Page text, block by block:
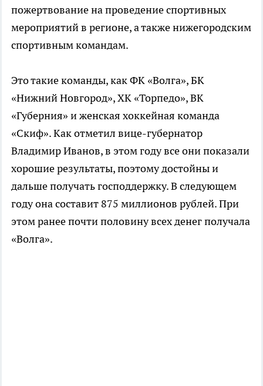
пожертвование на проведение спортивных
мероприятий в регионе, а также нижегородским
спортивным командам.
Это такие команды, как ФК «Волга», БК
«Нижний Новгород», ХК «Торпедо», ВК
«Губерния» и женская хоккейная команда
«Скиф». Как отметил вице-губернатор
Владимир Иванов, в этом году все они показали
хорошие результаты, поэтому достойны и
дальше получать господдержку. В следующем
году она составит 875 миллионов рублей. При
этом ранее почти половину всех денег получала
«Волга».